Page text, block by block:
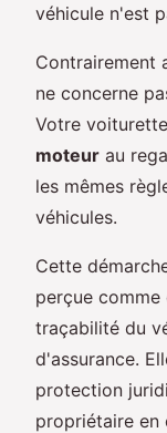
véhicule n'est
Contrairement
ne concerne
Votre
moteur au
les mêmes
véhicules.
Cette
perçue
traçabilité du
d'assurance.
protection
propriétaire en